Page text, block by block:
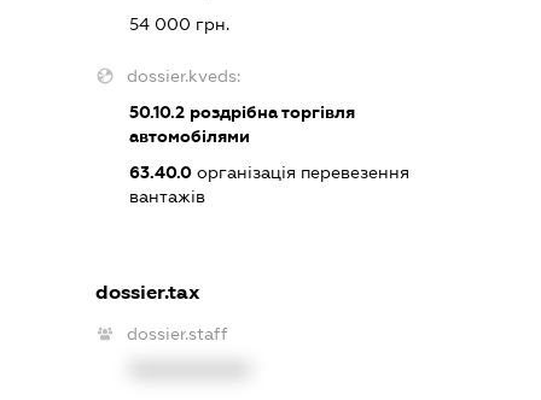
54 000 грн.
dossier.kveds:
50.10.2 роздрібна торгівля
автомобілями
63.40.0 організація перевезення
вантажів
dossier.tax
dossier.staff